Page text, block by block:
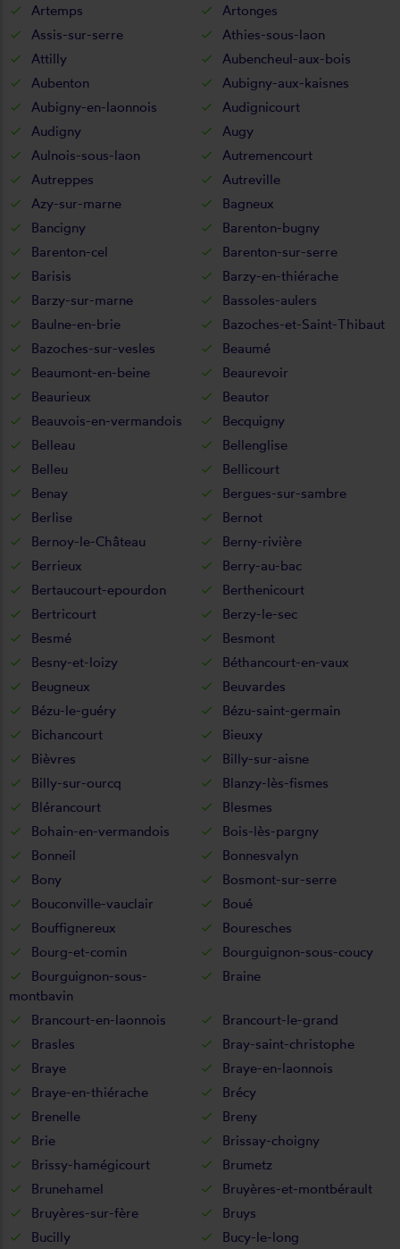
Artemps
Artonges
Assis-sur-serre
Athies-sous-laon
Attilly
Aubencheul-aux-bois
Aubenton
Aubigny-aux-kaisnes
Aubigny-en-laonnois
Audignicourt
Audigny
Augy
Aulnois-sous-laon
Autremencourt
Autreppes
Autreville
Azy-sur-marne
Bagneux
Bancigny
Barenton-bugny
Barenton-cel
Barenton-sur-serre
Barisis
Barzy-en-thiérache
Barzy-sur-marne
Bassoles-aulers
Baulne-en-brie
Bazoches-et-Saint-Thibaut
Bazoches-sur-vesles
Beaumé
Beaumont-en-beine
Beaurevoir
Beaurieux
Beautor
Beauvois-en-vermandois
Becquigny
Belleau
Bellenglise
Belleu
Bellicourt
Benay
Bergues-sur-sambre
Berlise
Bernot
Bernoy-le-Château
Berny-rivière
Berrieux
Berry-au-bac
Bertaucourt-epourdon
Berthenicourt
Bertricourt
Berzy-le-sec
Besmé
Besmont
Besny-et-loizy
Béthancourt-en-vaux
Beugneux
Beuvardes
Bézu-le-guéry
Bézu-saint-germain
Bichancourt
Bieuxy
Bièvres
Billy-sur-aisne
Billy-sur-ourcq
Blanzy-lès-fismes
Blérancourt
Blesmes
Bohain-en-vermandois
Bois-lès-pargny
Bonneil
Bonnesvalyn
Bony
Bosmont-sur-serre
Bouconville-vauclair
Boué
Bouffignereux
Bouresches
Bourg-et-comin
Bourguignon-sous-coucy
Bourguignon-sous-
montbavin
Braine
Brancourt-en-laonnois
Brancourt-le-grand
Brasles
Bray-saint-christophe
Braye
Braye-en-laonnois
Braye-en-thiérache
Brécy
Brenelle
Breny
Brie
Brissay-choigny
Brissy-hamégicourt
Brumetz
Brunehamel
Bruyères-et-montbérault
Bruyères-sur-fère
Bruys
Bucilly
Bucy-le-long